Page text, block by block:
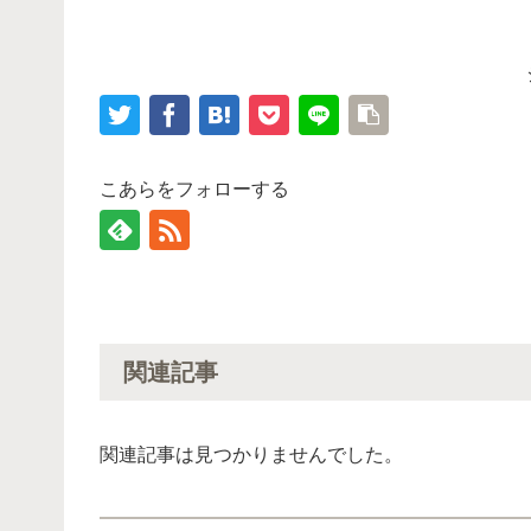
こあらをフォローする
関連記事
関連記事は見つかりませんでした。